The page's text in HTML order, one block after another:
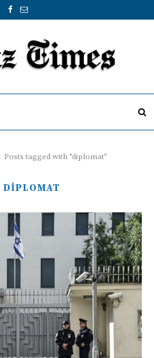
Posts tagged with "diplomat"
DIPLOMAT